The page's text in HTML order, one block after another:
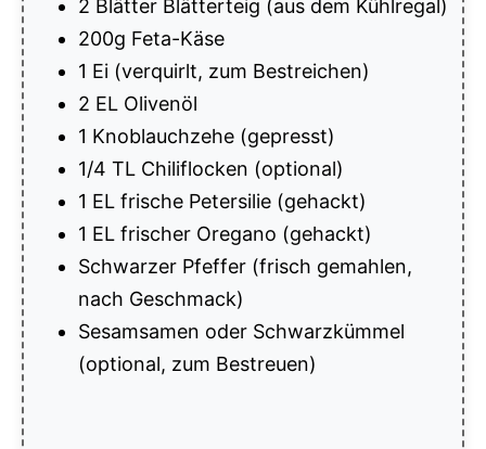
2 Blätter Blätterteig (aus dem Kühlregal)
200g Feta-Käse
1 Ei (verquirlt, zum Bestreichen)
2 EL Olivenöl
1 Knoblauchzehe (gepresst)
1/4 TL Chiliflocken (optional)
1 EL frische Petersilie (gehackt)
1 EL frischer Oregano (gehackt)
Schwarzer Pfeffer (frisch gemahlen,
nach Geschmack)
Sesamsamen oder Schwarzkümmel
(optional, zum Bestreuen)